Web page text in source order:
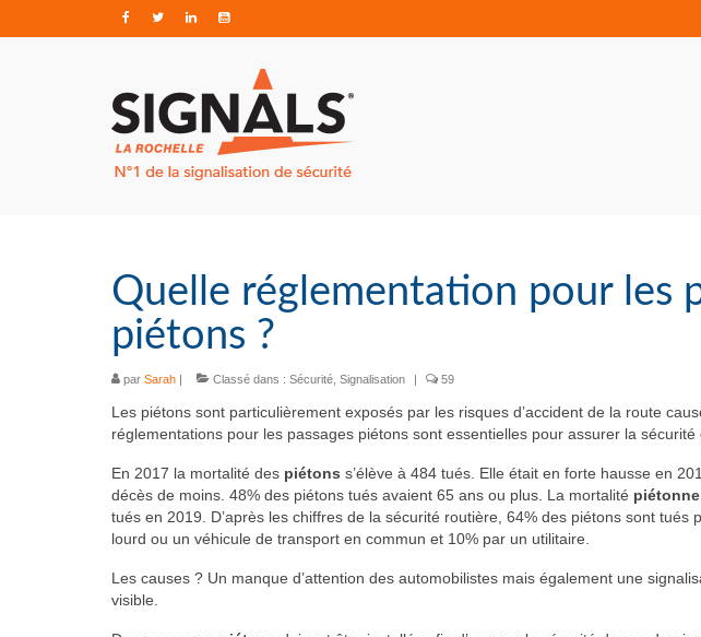
Quelle réglementation pour les
piétons ?
par Sarah | Classé dans : Sécurité Signalisation | 59
Les piétons sont particulièrement exposés par les risques d’accident de la route
réglementations pour les passages piétons sont essentielles pour assurer la sécurité
En 2017 la mortalité des piétons s’élève à 484 tués. Elle était en forte hausse en
décès de moins. 48% des piétons tués avaient 65 ans ou plus. La mortalité
tués en 2019. D’après les chiffres de la sécurité routière, 64% des piétons sont
lourd ou un véhicule de transport en commun et 10% par un utilitaire.
Les causes ? Un manque d’attention des automobilistes mais également une
visible.